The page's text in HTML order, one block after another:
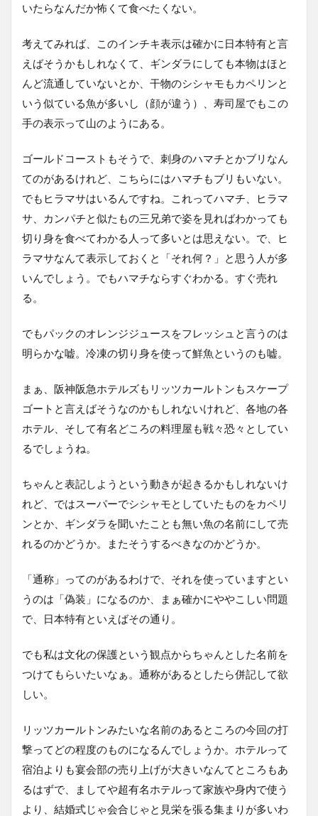
いたらなんだか怖くて食べたくない。
考えてみれば、このインチキ表示は確かに日本特有と言
えばそうかもしれなくて、ギンダラにしても本物はほと
んど流通していないとか、干物のシシャモもカペリンと
いう似ている魚が多いし（顔が違う）、寿司屋でもこの
手の表示って山のようにある。
ゴールドコーストもそうで、刺身のハマチとかブリなん
てのがあるけれど、こちらにはハマチもブリもいない。
でもヒラマサはいるんですね。これってハマチ、ヒラマ
サ、カンパチと似たもの三兄弟で姿を見ればわかっても
切り身を食べてわかる人って多いとは思えない。で、ヒ
ラマサなんて表示しておくと「それ何？」と思う人が多
いんでしょう。でもハマチならすぐわかる。すぐ売れ
る。
でもパックのオレンジジュースをフレッシュと言うのは
明らかな嘘。冷凍の切り身を使って鮮魚というのも嘘。
まぁ、阪神阪急ホテルズもリッツカールトンもスケープ
ゴートと言えばそうなのかもしれないけれど、各地の各
ホテル、そして有名どころの料理屋も戦々恐々としてい
るでしょうね。
ちゃんと表記しようという動きが起きるかもしれないけ
れど、ではスーパーでシシャモとしていたものをカペリ
ンとか、ギンダラを聞いたことも無い魚の名前にして売
れるのかどうか。またそうするべきなのかどうか。
「通称」ってのがあるわけで、それを使っていますとい
うのは「偽装」になるのか、まぁ確かにややこしい問題
で、日本特有といえばその通り。
でも私は文化の保護という観点からちゃんとした名前を
つけてもらいたいなぁ。通称があるとしたら併記して欲
しい。
リッツカールトンみたいな名前のあるところの今回の打
撃ってどの程度のものになるんでしょうか。ホテルって
宿泊よりも宴会部の売り上げが大きいなんてところもあ
るはずで、ましてや超有名ホテルって家族や身内で使う
より、結婚式じゃ会合じゃと見栄を張る集まりが多いわ